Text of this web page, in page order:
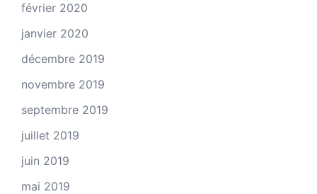
février 2020
janvier 2020
décembre 2019
novembre 2019
septembre 2019
juillet 2019
juin 2019
mai 2019